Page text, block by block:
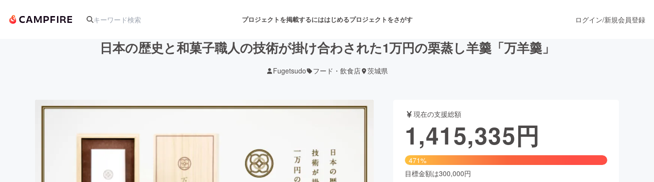
プロジェクトを掲載するにははじめるプロジェクトをさがす
舞台・パフォーマンス
テクノロジー・ガジェット ファッション
映像・映画 書籍・雑誌出版
ログイン/新規会員登録
日本の歴史と和菓子職人の技術が掛け合わされた1万円の栗蒸し羊羹「万羊羹」
Fugetsudo フード・飲食店 茨城県
現在の支援総額
1,415,335円
471%
目標金額は300,000円